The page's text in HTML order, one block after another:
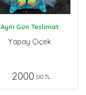
Aynı Gün Teslimat
Yapay Çiçek
2000 ,00 TL